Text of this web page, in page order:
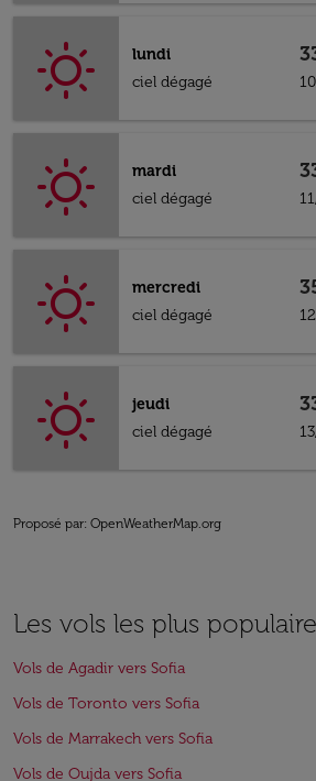
lundi
ciel dégagé
mardi
ciel dégagé
mercredi
ciel dégagé
jeudi
ciel dégagé
Proposé par: OpenWeatherMap.org
Les vols les plus
Vols de Agadir vers Sofia
Vols de Toronto vers Sofia
Vols de Marrakech vers Sofia
Vols de Oujda vers Sofia